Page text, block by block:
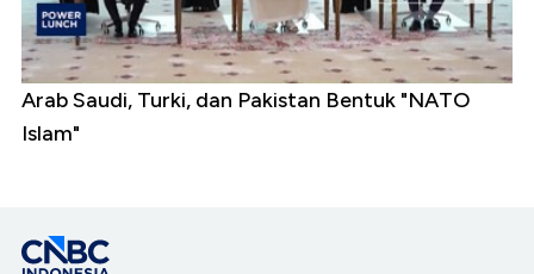
Arab Saudi, Turki, dan Pakistan Bentuk "NATO
Islam"